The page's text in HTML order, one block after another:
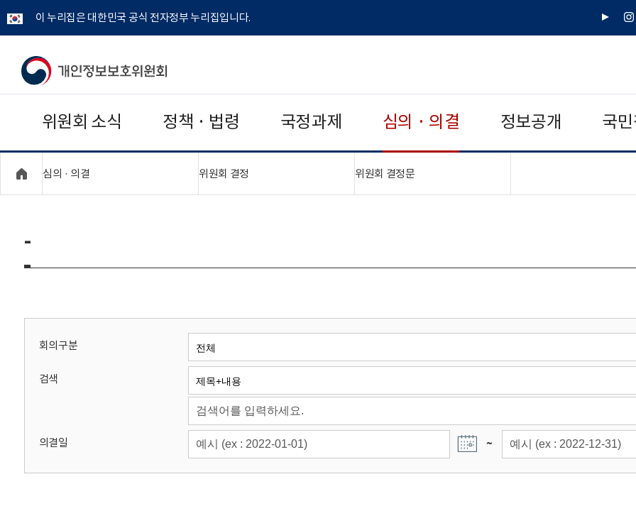
이 누리집은 대한민국 공식 전자정부 누리집입니다.
유
인
개
보
보
위
회
위원회 소식 정책 · 법령 국정과제 심의 · 의결 정보공개 국
심의 · 의결 위원회 결정 위원회 결정문"접기,펼치기"
-
회의구분
검색
의결일 ~